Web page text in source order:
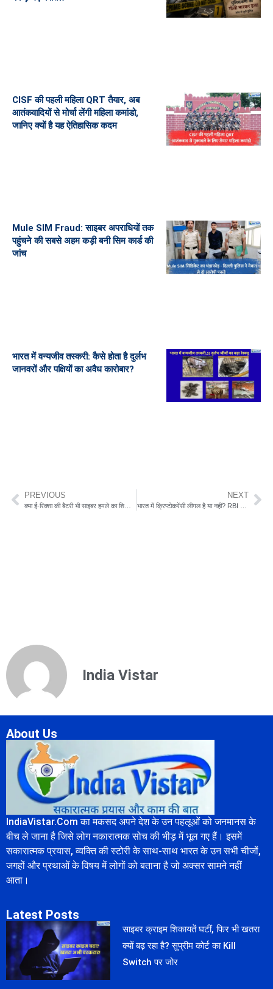
CISF की पहली महिला QRT तैयार, अब
आतंकवादियों से मोर्चा लेंगी महिला कमांडो,
जानिए क्यों है यह ऐतिहासिक कदम
Mule SIM Fraud: साइबर अपराधियों तक
पहुंचने की सबसे अहम कड़ी बनी सिम कार्ड की
जांच
भारत में वन्यजीव तस्करी: कैसे होता है दुर्लभ
जानवरों और पक्षियों का अवैध कारोबार?
PREVIOUS
क्या ई-रिक्शा की बैटरी भी साइबर हमले का शिकार हो सकती है? जानिए पूरी सच्चाई
NEXT
India Vistar
About Us
IndiaVistar.Com का मकसद अपने देश के उन पहलूओं को जनमानस के
बीच ले जाना है जिसे लोग नकारात्मक सोच की भीड़ में भूल गए हैं। इसमें
सकारात्मक प्रयास, व्यक्ति की स्टोरी के साथ-साथ भारत के उन सभी चीजों,
जगहों और प्रथाओं के विषय में लोगों को बताना है जो अक्सर सामने नहीं
आता।
Latest Posts
साइबर क्राइम शिकायतें घटीं, फिर भी खतरा
क्यों बढ़ रहा है? सुप्रीम कोर्ट का Kill
Switch पर जोर